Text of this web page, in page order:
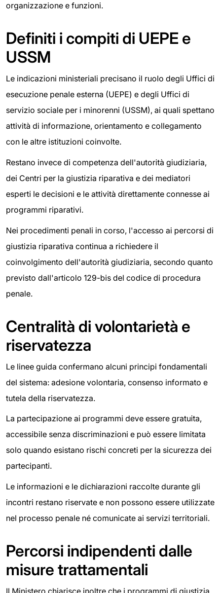
organizzazione e funzioni.
Definiti i compiti di UEPE e
USSM
Le indicazioni ministeriali precisano il ruolo degli Uffici di
esecuzione penale esterna (UEPE) e degli Uffici di
servizio sociale per i minorenni (USSM), ai quali spettano
attività di informazione, orientamento e collegamento
con le altre istituzioni coinvolte.
Restano invece di competenza dell'autorità giudiziaria,
dei Centri per la giustizia riparativa e dei mediatori
esperti le decisioni e le attività direttamente connesse ai
programmi riparativi.
Nei procedimenti penali in corso, l'accesso ai percorsi di
giustizia riparativa continua a richiedere il
coinvolgimento dell'autorità giudiziaria, secondo quanto
previsto dall'articolo 129-bis del codice di procedura
penale.
Centralità di volontarietà e
riservatezza
Le linee guida confermano alcuni principi fondamentali
del sistema: adesione volontaria, consenso informato e
tutela della riservatezza.
La partecipazione ai programmi deve essere gratuita,
accessibile senza discriminazioni e può essere limitata
solo quando esistano rischi concreti per la sicurezza dei
partecipanti.
Le informazioni e le dichiarazioni raccolte durante gli
incontri restano riservate e non possono essere utilizzate
nel processo penale né comunicate ai servizi territoriali.
Percorsi indipendenti dalle
misure trattamentali
Il Ministero chiarisce inoltre che i programmi di giustizia